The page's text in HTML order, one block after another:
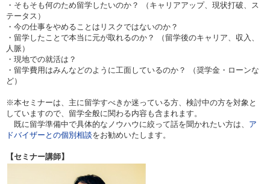
・そもそも何のため留学したいのか？ （キャリアアップ、現状打破、ス
テータス）
・今の仕事をやめることはリスクではないのか？
・留学したことで本当に元が取れるのか？ （留学後のキャリア、収入、
人脈）
・現地での就活は？
・留学費用はみんなどのように工面しているのか？ （奨学金・ローンな
ど）
※本セミナーは、主に留学すべきか迷っている方、検討中の方を対象と
していますので、留学全般に関わる内容も含まれます。
既に留学準備中で具体的なノウハウに絞って話を聞かれたい方は、 ア
ドバイザーとの個別相談をお勧めいたします。
【セミナー講師】